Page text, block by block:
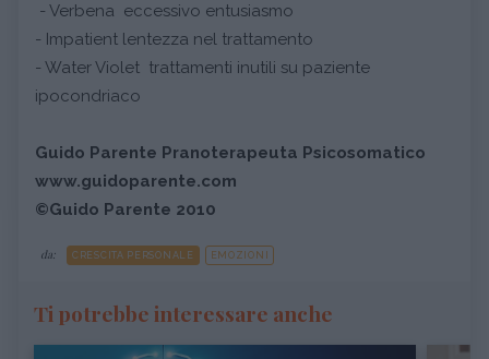
- Verbena eccessivo entusiasmo
- Impatient lentezza nel trattamento
- Water Violet trattamenti inutili su paziente
ipocondriaco
Guido Parente Pranoterapeuta Psicosomatico
www.guidoparente.com
©Guido Parente 2010
da: CRESCITA PERSONALE EMOZIONI
Ti potrebbe interessare anche